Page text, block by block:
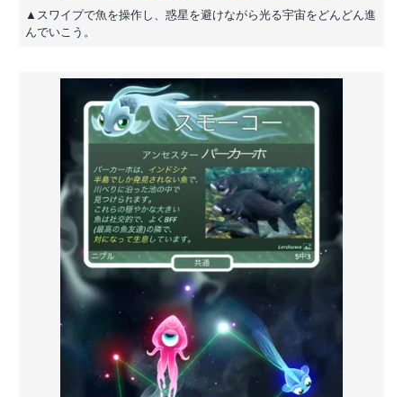
▲スワイプで魚を操作し、惑星を避けながら光る宇宙をどんどん進
んでいこう。